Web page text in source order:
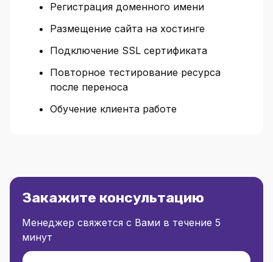
Регистрация доменного имени
Размещение сайта на хостинге
Подключение SSL сертификата
Повторное тестирование ресурса
после переноса
Обучение клиента работе
Закажите консультацию
Менеджер свяжется с Вами в течение 5
минут